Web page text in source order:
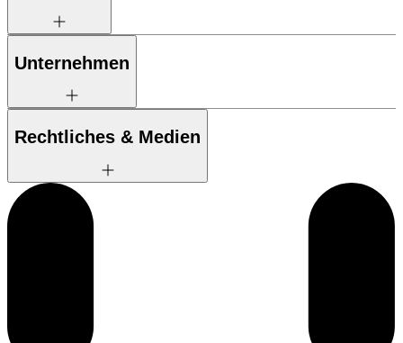
Unternehmen
Rechtliches & Medien